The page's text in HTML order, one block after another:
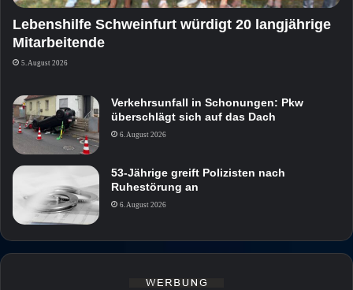
Lebenshilfe Schweinfurt würdigt 20 langjährige
Mitarbeitende
5. August 2026
Verkehrsunfall in Schonungen: Pkw
überschlägt sich auf das Dach
6. August 2026
53-Jährige greift Polizisten nach
Ruhestörung an
6. August 2026